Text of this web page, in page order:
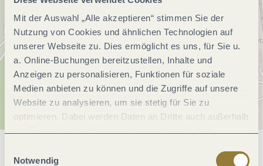
Mit der Auswahl „Alle akzeptieren“ stimmen Sie der
Nutzung von Cookies und ähnlichen Technologien auf
unserer Webseite zu. Dies ermöglicht es uns, für Sie u.
a. Online-Buchungen bereitzustellen, Inhalte und
Anzeigen zu personalisieren, Funktionen für soziale
Medien anbieten zu können und die Zugriffe auf unsere
Website zu analysieren, um sie stetig für Sie zu
optimieren. Dabei werden Daten an Dritte auch außerhalb
jederzeit widerrufen werden. Mit der Auswahl "Alle
Notwendig
Allgemeine Informationen